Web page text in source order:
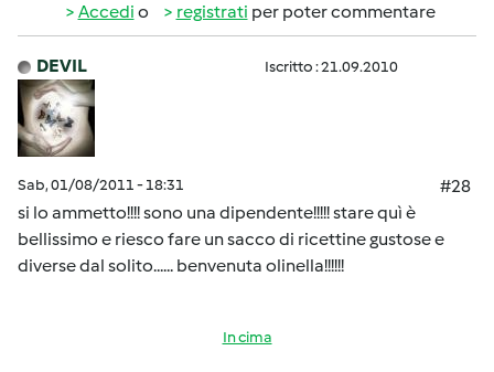
Accedi o registrati per poter commentare
DEVIL Iscritto : 21.09.2010
Sab, 01/08/2011 - 18:31
#28
si lo ammetto!!!! sono una dipendente!!!!! stare quì è
bellissimo e riesco fare un sacco di ricettine gustose e
diverse dal solito...... benvenuta olinella!!!!!!
In cima